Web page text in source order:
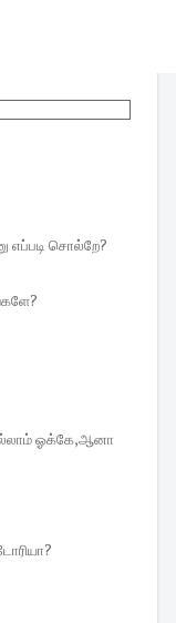
எப்படி சொல்றே?
ஓக்கே,ஆனா